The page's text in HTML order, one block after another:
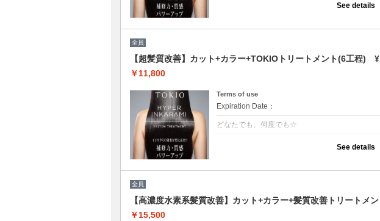
毛の奥深くに浸透して定着
See details
全員
【超髪質改善】カット+カラー+TOKIOトリートメント(6工程)
￥11,800
Terms of use
Expiration Date：
どなたでも、何度でも☆
限まで綺麗に致します。
See details
全員
【高濃度水素系髪質改善】カット+カラー+髪質改善トリートメ
￥15,500